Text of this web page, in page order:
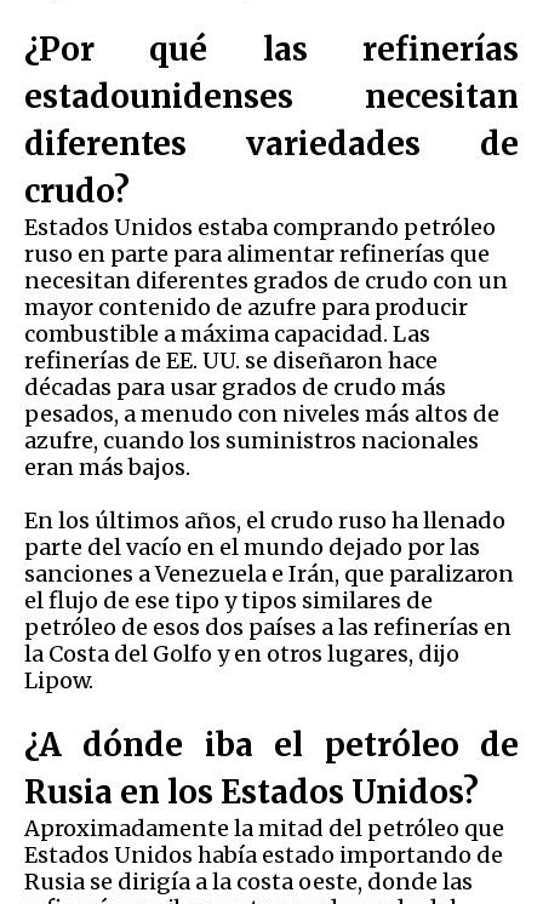
¿Por qué las refinerías
estadounidenses necesitan
diferentes variedades de
crudo?
Estados Unidos estaba comprando petróleo
ruso en parte para alimentar refinerías que
necesitan diferentes grados de crudo con un
mayor contenido de azufre para producir
combustible a máxima capacidad. Las
refinerías de EE. UU. se diseñaron hace
décadas para usar grados de crudo más
pesados, a menudo con niveles más altos de
azufre, cuando los suministros nacionales
eran más bajos.
En los últimos años, el crudo ruso ha llenado
parte del vacío en el mundo dejado por las
sanciones a Venezuela e Irán, que paralizaron
el flujo de ese tipo y tipos similares de
petróleo de esos dos países a las refinerías en
la Costa del Golfo y en otros lugares, dijo
Lipow.
¿A dónde iba el petróleo de
Rusia en los Estados Unidos?
Aproximadamente la mitad del petróleo que
Estados Unidos había estado importando de
Rusia se dirigía a la costa oeste, donde las